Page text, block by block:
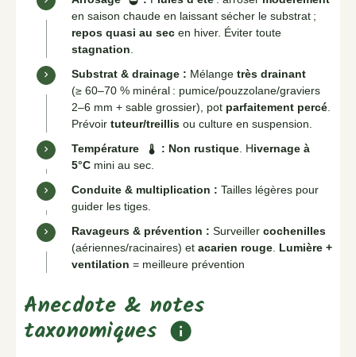
en saison chaude en laissant sécher le substrat ;
repos quasi au sec en hiver. Éviter toute
stagnation
Substrat & drainage : Mélange très drainant
(≥ 60–70 % minéral : pumice/pouzzolane/graviers
2–6 mm + sable grossier), pot parfaitement percé
Prévoir tuteur/treillis ou culture en suspension.
Température
thermostat : Non rustique . Hivernage à
5°C mini au sec.
Conduite & multiplication : Tailles légères pour
guider les tiges.
Ravageurs & prévention : Surveiller cochenilles
(aériennes/racinaires) et acarien rouge Lumière +
ventilation = meilleure prévention
Anecdote & notes
taxonomiques info